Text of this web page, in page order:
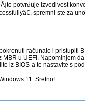
potvrđuje izvedivost
spremni ste za
računalo i pristupiti
u UEFI. Napominjem
iz BIOS-a te nastavite s
11. Sretno!